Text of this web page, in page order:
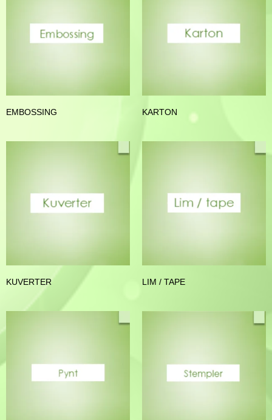
EMBOSSING KARTON
KUVERTER LIM / TAPE